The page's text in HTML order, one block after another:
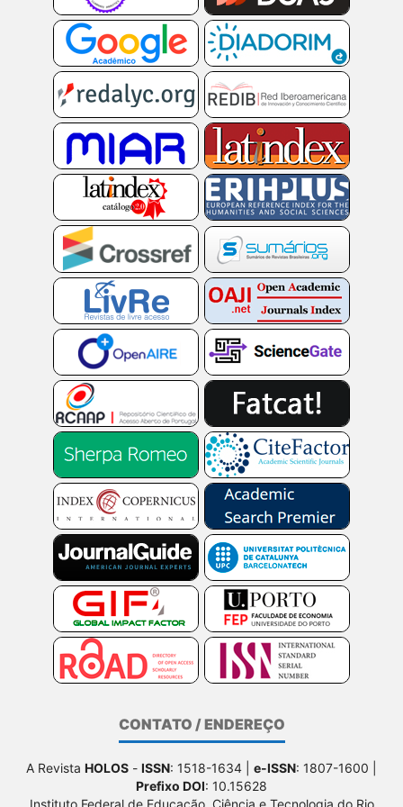
CONTATO / ENDEREÇO
A Revista HOLOS - ISSN: 1518-1634 | e-ISSN: 1807-1600 |
Prefixo DOI: 10.15628